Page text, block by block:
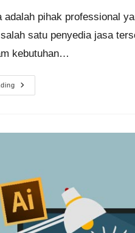
adalah pihak professional
satu penyedia jasa
kebutuhan…